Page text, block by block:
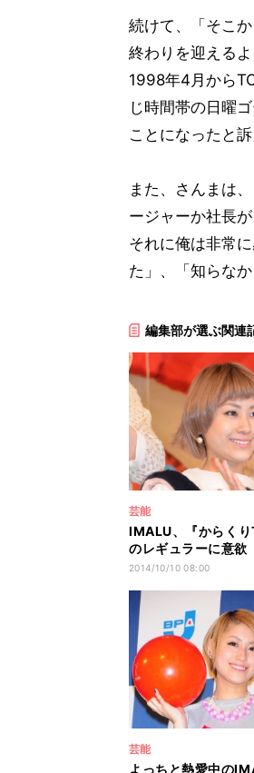
続けて、「そこ
終わりを迎える
1998年4月から
じ時間帯の日曜
ことになったと訴
また、さんまは
ージャーか社長
それに俺は非常
た」、「知らな
編集部が選ぶ関連
芸能
IMALU、『からく
のレギュラーに意欲
引き継ぎたい｣
2014/10/10 08:00
芸能
よっちと熱愛中の